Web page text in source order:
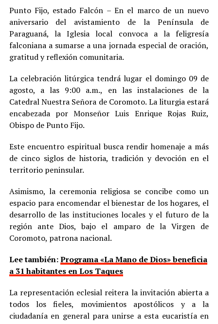
Punto Fijo, estado Falcón – En el marco de un nuevo
aniversario del avistamiento de la Península de
Paraguaná, la Iglesia local convoca a la feligresía
falconiana a sumarse a una jornada especial de oración,
gratitud y reflexión comunitaria.
La celebración litúrgica tendrá lugar el domingo 09 de
agosto, a las 9:00 a.m., en las instalaciones de la
Catedral Nuestra Señora de Coromoto. La liturgia estará
encabezada por Monseñor Luis Enrique Rojas Ruiz,
Obispo de Punto Fijo.
Este encuentro espiritual busca rendir homenaje a más
de cinco siglos de historia, tradición y devoción en el
territorio peninsular.
Asimismo, la ceremonia religiosa se concibe como un
espacio para encomendar el bienestar de los hogares, el
desarrollo de las instituciones locales y el futuro de la
región ante Dios, bajo el amparo de la Virgen de
Coromoto, patrona nacional.
Lee también:Programa «La Mano de Dios» beneficia
a 31 habitantes en Los Taques
La representación eclesial reitera la invitación abierta a
todos los fieles, movimientos apostólicos y a la
ciudadanía en general para unirse a esta eucaristía en